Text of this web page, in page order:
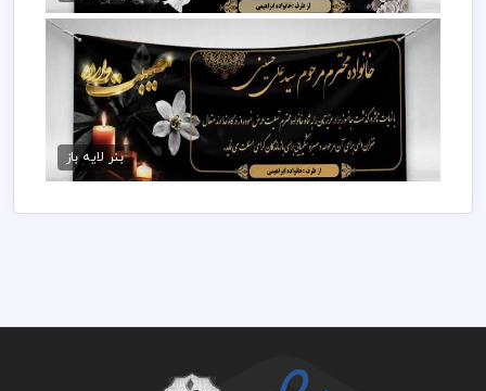
بنر تسلیت برادر
75,000 تومان
بنر لایه باز